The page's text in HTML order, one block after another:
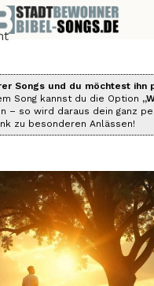
Die Psalmen als Songs
Songs und du möchtest ihn
Song kannst du die Option
– so wird daraus dein ganz
zu besonderen Anlässen!